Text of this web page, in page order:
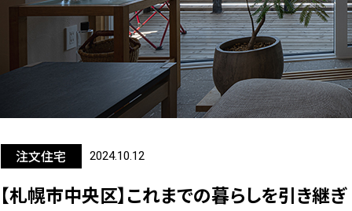
注文住宅 2024.10.12
【札幌市中央区】これまでの暮らしを引き継ぎ